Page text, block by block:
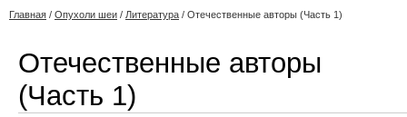
Главная / Опухоли шеи / Литература / Отечественные авторы (Часть 1)
Отечественные авторы
(Часть 1)